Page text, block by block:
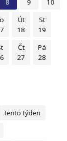
8
9
10
Út
18
St
19
Čt
27
Pá
28
tento týden